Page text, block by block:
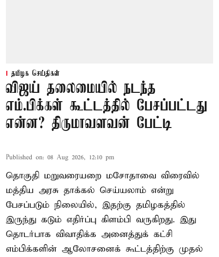
தமிழக செய்திகள்
விஜய் தலைமையில் நடந்த
எம்.பிக்கள் கூட்டத்தில் பேசப்பட்டது
என்ன? திருமாவளவன் பேட்டி
Published on: 08 Aug 2026, 12:10 pm
தொகுதி மறுவரையறை மசோதாவை விரைவில்
மத்திய அரசு தாக்கல் செய்யலாம் என்று
பேசப்படும் நிலையில், இதற்கு தமிழகத்தில்
இருந்து கடும் எதிர்ப்பு கிளம்பி வருகிறது. இது
தொடர்பாக விவாதிக்க அனைத்துக் கட்சி
எம்பிக்களின் ஆலோசனைக் கூட்டத்திற்கு முதல்